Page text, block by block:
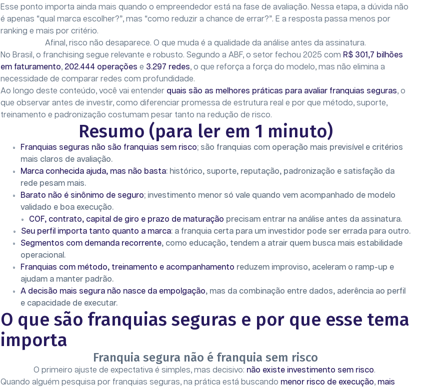
Esse ponto importa ainda mais quando o empreendedor está na fase de avaliação. Nessa etapa, a dúvida não
é apenas “qual marca escolher?”, mas “como reduzir a chance de errar?”. E a resposta passa menos por
ranking e mais por critério.
Afinal, risco não desaparece. O que muda é a qualidade da análise antes da assinatura.
No Brasil, o franchising segue relevante e robusto. Segundo a ABF, o setor fechou 2025 com R$ 301,7 bilhões
em faturamento, 202.444 operações e 3.297 redes, o que reforça a força do modelo, mas não elimina a
necessidade de comparar redes com profundidade.
Ao longo deste conteúdo, você vai entender quais são as melhores práticas para avaliar franquias seguras, o
que observar antes de investir, como diferenciar promessa de estrutura real e por que método, suporte,
treinamento e padronização costumam pesar tanto na redução de risco.
Resumo (para ler em 1 minuto)
Franquias seguras não são franquias sem risco; são franquias com operação mais previsível e critérios
mais claros de avaliação.
Marca conhecida ajuda, mas não basta: histórico, suporte, reputação, padronização e satisfação da
rede pesam mais.
Barato não é sinônimo de seguro; investimento menor só vale quando vem acompanhado de modelo
validado e boa execução.
COF, contrato, capital de giro e prazo de maturação precisam entrar na análise antes da assinatura.
Seu perfil importa tanto quanto a marca: a franquia certa para um investidor pode ser errada para outro.
Segmentos com demanda recorrente, como educação, tendem a atrair quem busca mais estabilidade
operacional.
Franquias com método, treinamento e acompanhamento reduzem improviso, aceleram o ramp-up e
ajudam a manter padrão.
A decisão mais segura não nasce da empolgação, mas da combinação entre dados, aderência ao perfil
e capacidade de executar.
O que são franquias seguras e por que esse tema
importa
Franquia segura não é franquia sem risco
O primeiro ajuste de expectativa é simples, mas decisivo: não existe investimento sem risco.
Quando alguém pesquisa por franquias seguras, na prática está buscando menor risco de execução, mais